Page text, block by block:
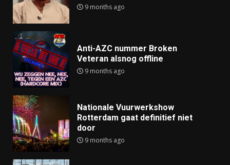
9 months ago
Anti-AZC nummer Broken
Veteran alsnog offline
9 months ago
Nationale Vuurwerkshow
Rotterdam gaat definitief niet
door
9 months ago